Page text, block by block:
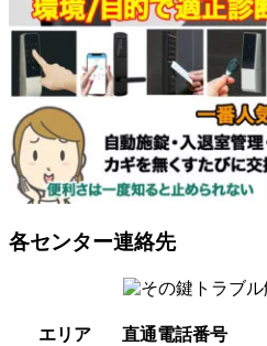
各センター連絡先
エリア
直通電話番号